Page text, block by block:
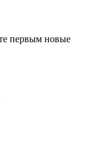
первым новые